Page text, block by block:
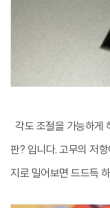
각도 조절을 가능하게
판? 입니다. 고무의 저
지로 밀어보면 드드득